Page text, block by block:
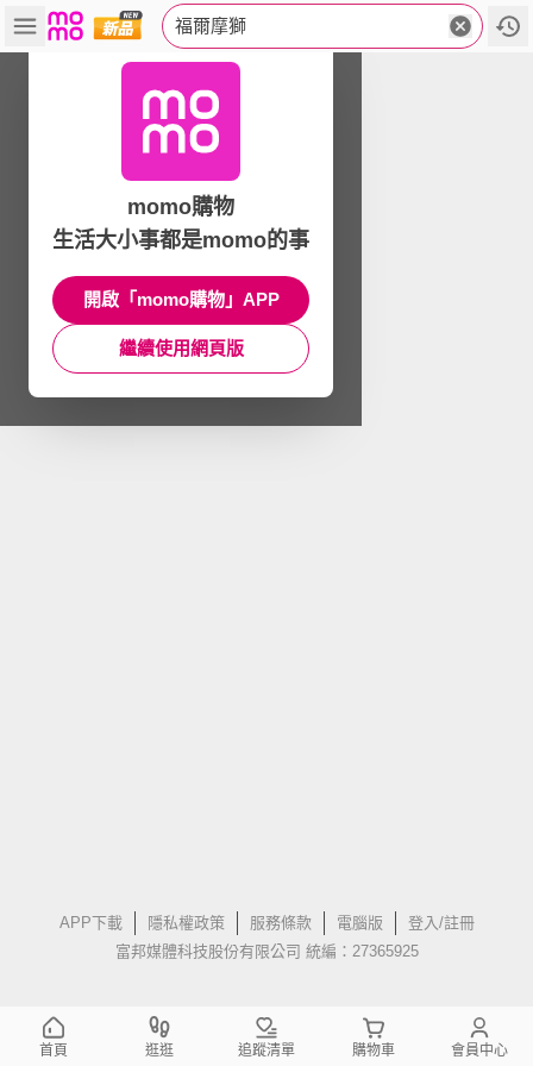
福爾摩獅
APP下載 隱私權政策 服務條款 電腦版
登入/註冊
富邦媒體科技股份有限公司 統編：27365925
momo購物
生活大小事都是momo的事
開啟「momo購物」APP
繼續使用網頁版
首頁 逛逛 追蹤清單 購物車 會員中心